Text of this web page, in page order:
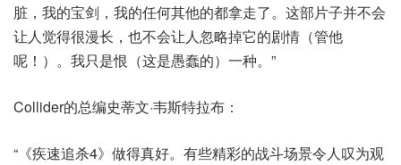
脏，我的宝剑，我的任何其他的都拿走了。这部片子并不会
让人觉得很漫长，也不会让人忽略掉它的剧情（管他
呢！）。我只是恨（这是愚蠢的）一种。”
Collider的总编史蒂文·韦斯特拉布：
“《疾速追杀4》做得真好。有些精彩的战斗场景令人叹为观